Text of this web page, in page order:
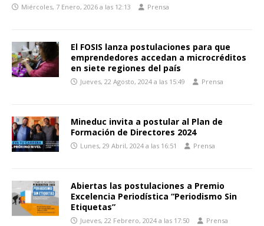
Miércoles, 7 Enero, 2026 a las 12:13 Prensa
El FOSIS lanza postulaciones para que
emprendedores accedan a microcréditos
en siete regiones del país
Jueves, 22 Agosto, 2024 a las 15:49 Prensa
Mineduc invita a postular al Plan de
Formación de Directores 2024
Lunes, 29 Abril, 2024 a las 16:51 Prensa
Abiertas las postulaciones a Premio
Excelencia Periodística “Periodismo Sin
Etiquetas”
Jueves, 22 Febrero, 2024 a las 17:50 Prensa